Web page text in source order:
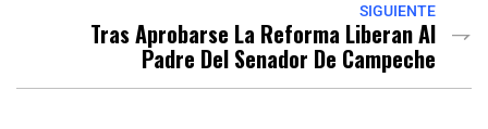
SIGUIENTE
Tras Aprobarse La Reforma Liberan Al
Padre Del Senador De Campeche